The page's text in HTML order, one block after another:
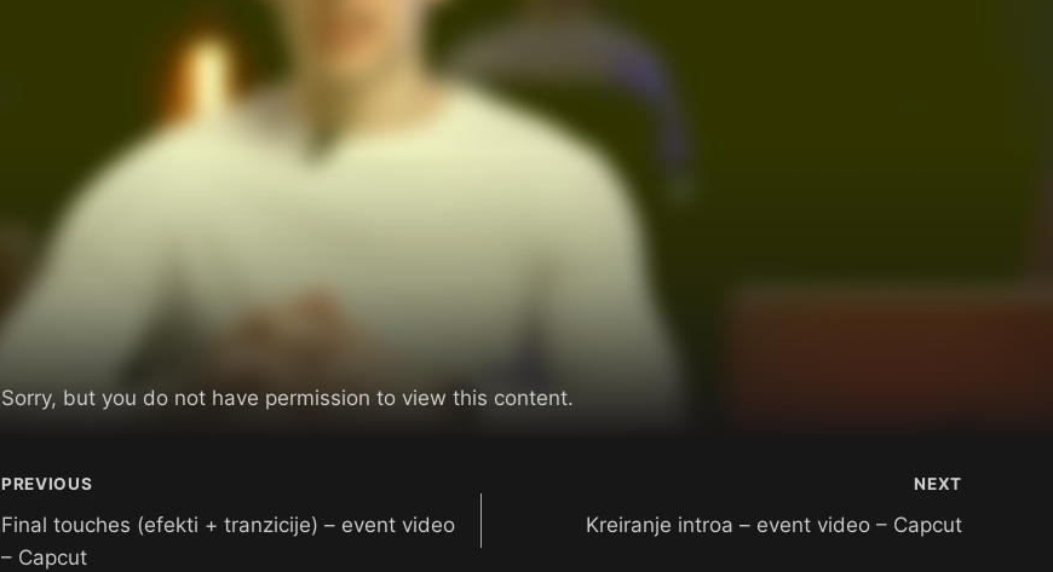
Sorry, but you do not have permission to view this content.
PREVIOUS
Final touches (efekti + tranzicije) – event video
– Capcut
NEXT
Kreiranje introa – event video – Capcut